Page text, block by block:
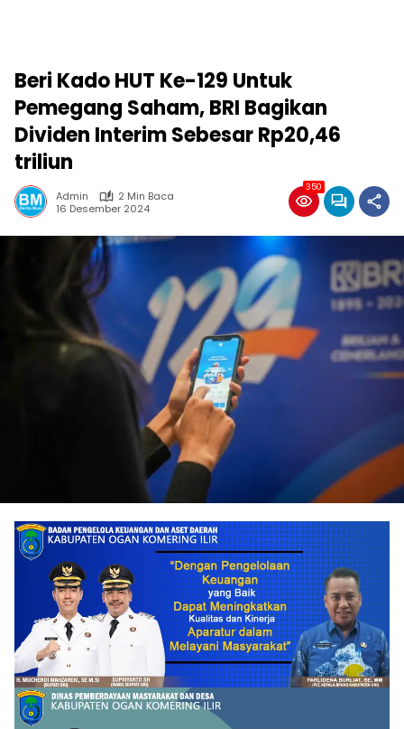
Beri Kado HUT Ke-129 Untuk
Pemegang Saham, BRI Bagikan
Dividen Interim Sebesar Rp20,46
triliun
Admin
2 Min Baca
16 Desember 2024
350